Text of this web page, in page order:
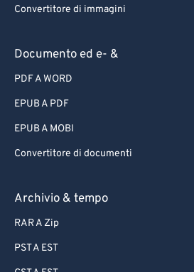
Convertitore di immagini
Documento ed e- &
PDF A WORD
EPUB A PDF
EPUB A MOBI
Convertitore di documenti
Archivio & tempo
RAR A Zip
PST A EST